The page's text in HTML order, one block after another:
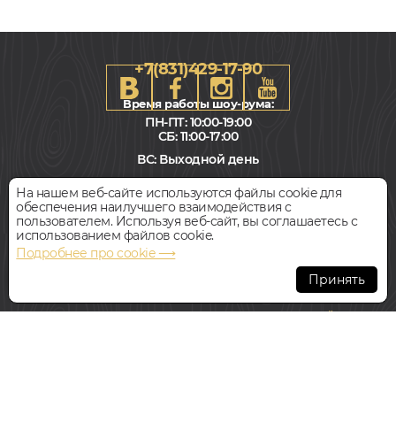
+7(831)429-17-90
Время работы шоу-рума:
ПН-ПТ: 10:00-19:00
СБ: 11:00-17:00
ВС: Выходной день
Наш адрес:
Нижний Новгород
ул. Ванеева 231
Всегда свободная парковка
© Интернет-магазин Polvamvdom.ru 2011-2026. Все права
При копировании материалов прямая ссылка на сайт
На нашем веб-сайте используются файлы cookie для
обеспечения наилучшего взаимодействия с
пользователем. Используя веб-сайт, вы соглашаетесь с
использованием файлов cookie.
Подробнее про cookie ⟶
Принять